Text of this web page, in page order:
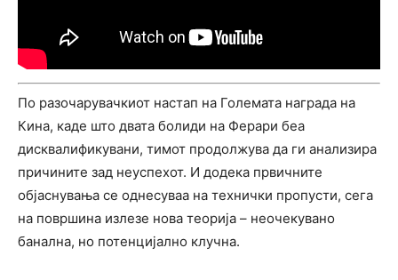
По разочарувачкиот настап на Големата награда на
Кина, каде што двата болиди на Ферари беа
дисквалификувани, тимот продолжува да ги анализира
причините зад неуспехот. И додека првичните
објаснувања се однесуваа на технички пропусти, сега
на површина излезе нова теорија – неочекувано
банална, но потенцијално клучна.